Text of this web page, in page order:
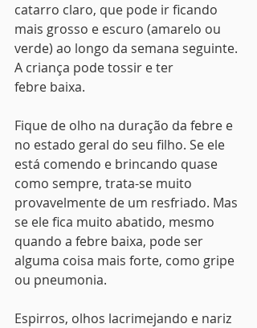
catarro claro, que pode ir ficando
mais grosso e escuro (amarelo ou
verde) ao longo da semana seguinte.
A criança pode tossir e ter
febre baixa.
Fique de olho na duração da febre e
no estado geral do seu filho. Se ele
está comendo e brincando quase
como sempre, trata-se muito
provavelmente de um resfriado. Mas
se ele fica muito abatido, mesmo
quando a febre baixa, pode ser
alguma coisa mais forte, como gripe
ou pneumonia.
Espirros, olhos lacrimejando e nariz